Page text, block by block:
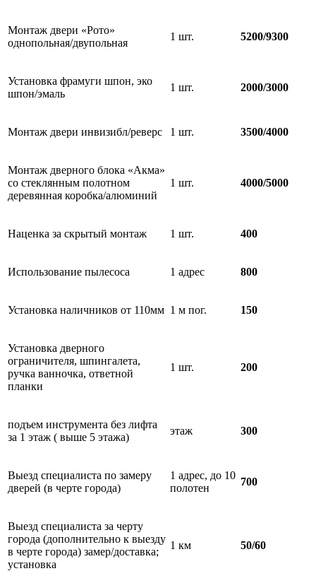
Монтаж двери «Рото»
однопольная/двупольная
1 шт. 5200/9300
Установка фрамуги шпон, эко
шпон/эмаль
1 шт. 2000/3000
Монтаж двери инвизибл/реверс 1 шт. 3500/4000
Монтаж дверного блока «Акма»
со стеклянным полотном
деревянная коробка/алюминий
1 шт. 4000/5000
Наценка за скрытый монтаж 1 шт. 400
Использование пылесоса 1 адрес 800
Установка наличников от 110мм 1 м пог. 150
Установка дверного
ограничителя, шпингалета,
ручка ванночка, ответной
планки
1 шт. 200
подъем инструмента без лифта
за 1 этаж ( выше 5 этажа)
этаж 300
Выезд специалиста по замеру
дверей (в черте города)
1 адрес, до 10
полотен
700
Выезд специалиста за черту
города (дополнительно к выезду
в черте города) замер/доставка;
установка
1 км 50/60